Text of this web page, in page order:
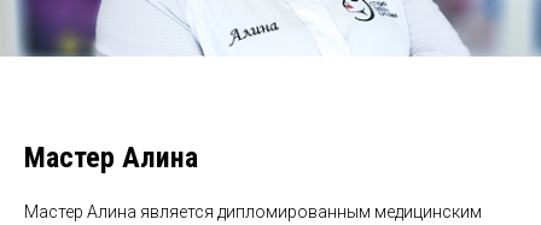
Мастер Алина
Мастер Алина является дипломированным медицинским